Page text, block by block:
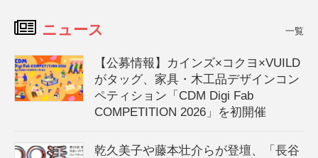
ニュース 一覧
【公募情報】カインズ×コクヨ×VUILD
がタッグ、家具・木工品デザインコン
ペティション「CDM Digi Fab
COMPETITION 2026」を初開催
乾久美子や藤本壮介らが登壇、「長谷